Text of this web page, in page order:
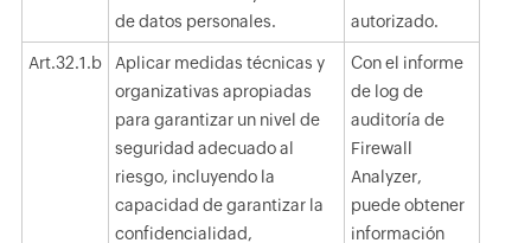
de datos personales.
autorizado.
Art.32.1.b
Aplicar medidas técnicas y
organizativas apropiadas
para garantizar un nivel de
seguridad adecuado al
riesgo, incluyendo la
capacidad de garantizar la
confidencialidad,
Con el informe
de log de
auditoría de
Firewall
Analyzer,
puede obtener
información